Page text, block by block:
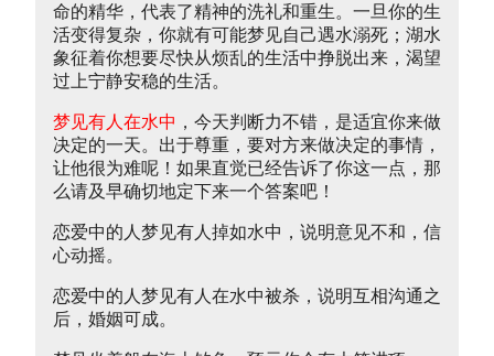
命的精华，代表了精神的洗礼和重生。一旦你的生
活变得复杂，你就有可能梦见自己遇水溺死；湖水
象征着你想要尽快从烦乱的生活中挣脱出来，渴望
过上宁静安稳的生活。
梦见有人在水中 ，今天判断力不错，是适宜你来做
决定的一天。出于尊重，要对方来做决定的事情，
让他很为难呢！如果直觉已经告诉了你这一点，那
么请及早确切地定下来一个答案吧！
恋爱中的人梦见有人掉如水中，说明意见不和，信
心动摇。
恋爱中的人梦见有人在水中被杀，说明互相沟通之
后，婚姻可成。